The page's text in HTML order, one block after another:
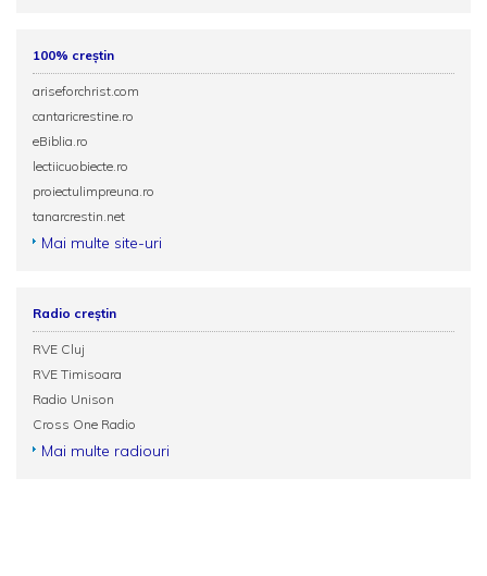
100% creștin
ariseforchrist.com
cantaricrestine.ro
eBiblia.ro
lectiicuobiecte.ro
proiectulimpreuna.ro
tanarcrestin.net
Mai multe site-uri
Radio creștin
RVE Cluj
RVE Timisoara
Radio Unison
Cross One Radio
Mai multe radiouri